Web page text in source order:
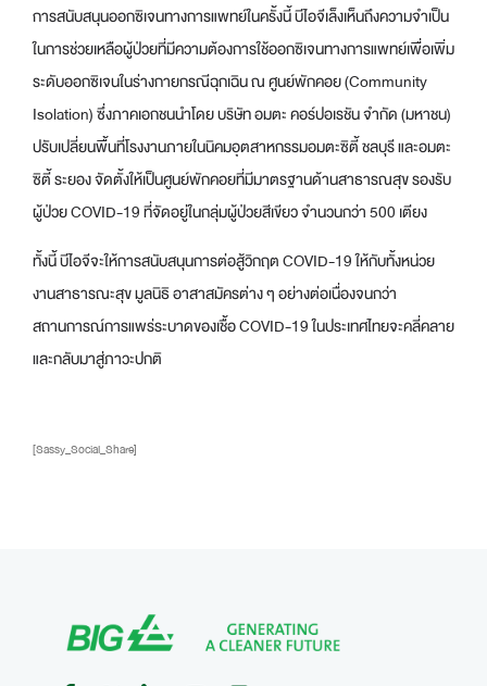
การสนับสนุนออกซิเจนทางการแพทย์ในครั้งนี้ บีไอจีเล็งเห็นถึงความจำเป็น
ในการช่วยเหลือผู้ป่วยที่มีความต้องการใช้ออกซิเจนทางการแพทย์เพื่อเพิ่ม
ระดับออกซิเจนในร่างกายกรณีฉุกเฉิน ณ ศูนย์พักคอย (Community
Isolation) ซึ่งภาคเอกชนนำโดย บริษัท อมตะ คอร์ปอเรชัน จํากัด (มหาชน)
ปรับเปลี่ยนพื้นที่โรงงานภายในนิคมอุตสาหกรรมอมตะซิตี้ ชลบุรี และอมตะ
ซิตี้ ระยอง จัดตั้งให้เป็นศูนย์พักคอยที่มีมาตรฐานด้านสาธารณสุข รองรับ
ผู้ป่วย COVID-19 ที่จัดอยู่ในกลุ่มผู้ป่วยสีเขียว จำนวนกว่า 500 เตียง
ทั้งนี้ บีไอจีจะให้การสนับสนุนการต่อสู้วิกฤต COVID-19 ให้กับทั้งหน่วย
งานสาธารณะสุข มูลนิธิ อาสาสมัครต่าง ๆ อย่างต่อเนื่องจนกว่า
สถานการณ์การแพร่ระบาดของเชื้อ COVID-19 ในประเทศไทยจะคลี่คลาย
และกลับมาสู่ภาวะปกติ
[Sassy_Social_Share]